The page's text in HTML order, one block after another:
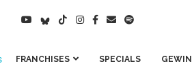
FRANCHISES SPECIALS